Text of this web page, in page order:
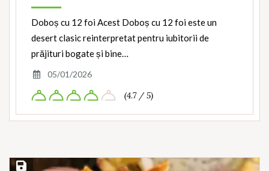
Doboș cu 12 foi Acest Doboș cu 12 foi este un
desert clasic reinterpretat pentru iubitorii de
prăjituri bogate și bine…
05/01/2026
(4.7 / 5)
Save Recipe